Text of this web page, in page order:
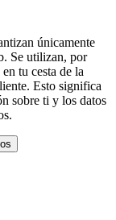
únicamente
Se utilizan, por
tu cesta de la
Esto significa
sobre ti y los datos